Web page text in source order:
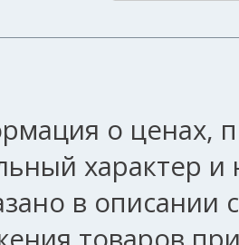
о ценах,
характер
в описании